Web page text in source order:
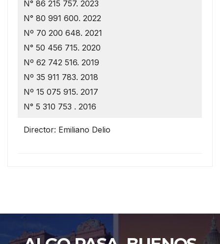
N° 86 215 757. 2023
N° 80 991 600. 2022
Nº 70 200 648. 2021
N° 50 456 715. 2020
Nº 62 742 516. 2019
Nº 35 911 783. 2018
Nº 15 075 915. 2017
N° 5 310 753 . 2016
Director: Emiliano Delio